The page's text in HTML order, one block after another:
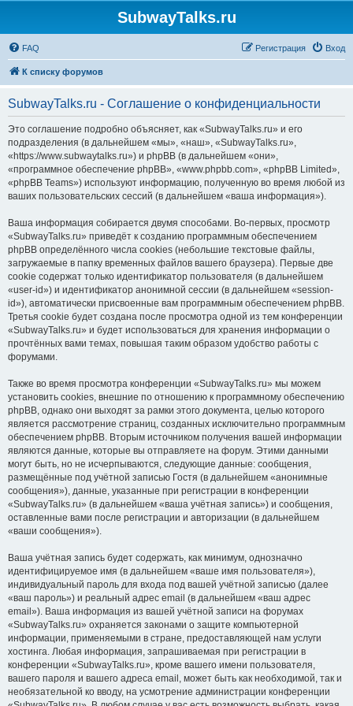
SubwayTalks.ru
FAQ Вход
Регистрация
К списку форумов
SubwayTalks.ru - Соглашение о конфиденциальности
Это соглашение подробно объясняет, как «SubwayTalks.ru» и его
подразделения (в дальнейшем «мы», «наш», «SubwayTalks.ru»,
«https://www.subwaytalks.ru») и phpBB (в дальнейшем «они»,
«программное обеспечение phpBB», «www.phpbb.com», «phpBB Limited»,
«phpBB Teams») используют информацию, полученную во время любой из
ваших пользовательских сессий (в дальнейшем «ваша информация»).
Ваша информация собирается двумя способами. Во-первых, просмотр
«SubwayTalks.ru» приведёт к созданию программным обеспечением
phpBB определённого числа cookies (небольшие текстовые файлы,
загружаемые в папку временных файлов вашего браузера). Первые две
cookie содержат только идентификатор пользователя (в дальнейшем
«user-id») и идентификатор анонимной сессии (в дальнейшем «session-
id»), автоматически присвоенные вам программным обеспечением phpBB.
Третья cookie будет создана после просмотра одной из тем конференции
«SubwayTalks.ru» и будет использоваться для хранения информации о
прочтённых вами темах, повышая таким образом удобство работы с
форумами.
Также во время просмотра конференции «SubwayTalks.ru» мы можем
установить cookies, внешние по отношению к программному обеспечению
phpBB, однако они выходят за рамки этого документа, целью которого
является рассмотрение страниц, созданных исключительно программным
обеспечением phpBB. Вторым источником получения вашей информации
являются данные, которые вы отправляете на форум. Этими данными
могут быть, но не исчерпываются, следующие данные: сообщения,
размещённые под учётной записью Гостя (в дальнейшем «анонимные
сообщения»), данные, указанные при регистрации в конференции
«SubwayTalks.ru» (в дальнейшем «ваша учётная запись») и сообщения,
оставленные вами после регистрации и авторизации (в дальнейшем
«ваши сообщения»).
Ваша учётная запись будет содержать, как минимум, однозначно
идентифицируемое имя (в дальнейшем «ваше имя пользователя»),
индивидуальный пароль для входа под вашей учётной записью (далее
«ваш пароль») и реальный адрес email (в дальнейшем «ваш адрес
email»). Ваша информация из вашей учётной записи на форумах
«SubwayTalks.ru» охраняется законами о защите компьютерной
информации, применяемыми в стране, предоставляющей нам услуги
хостинга. Любая информация, запрашиваемая при регистрации в
конференции «SubwayTalks.ru», кроме вашего имени пользователя,
вашего пароля и вашего адреса email, может быть как необходимой, так и
необязательной ко вводу, на усмотрение администрации конференции